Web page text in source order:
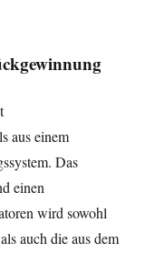
aus einem
Das
einen
wird sowohl
auch die aus dem